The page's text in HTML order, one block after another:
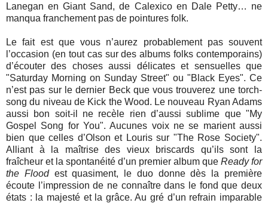
Lanegan en Giant Sand, de Calexico en Dale Petty… ne
manqua franchement pas de pointures folk.
Le fait est que vous n’aurez probablement pas souvent
l’occasion (en tout cas sur des albums folks contemporains)
d’écouter des choses aussi délicates et sensuelles que
"Saturday Morning on Sunday Street" ou "Black Eyes". Ce
n’est pas sur le dernier Beck que vous trouverez une torch-
song du niveau de Kick the Wood. Le nouveau Ryan Adams
aussi bon soit-il ne recèle rien d’aussi sublime que "My
Gospel Song for You". Aucunes voix ne se marient aussi
bien que celles d’Olson et Louris sur "The Rose Society".
Alliant à la maîtrise des vieux briscards qu’ils sont la
fraîcheur et la spontanéité d’un premier album que Ready for
the Floodest quasiment, le duo donne dès la première
écoute l’impression de ne connaître dans le fond que deux
états : la majesté et la grâce. Au gré d’un refrain imparable